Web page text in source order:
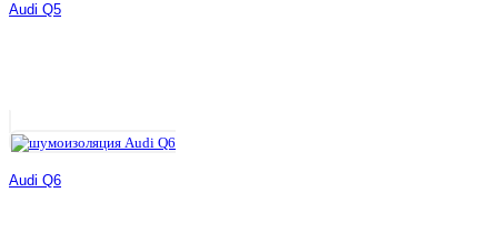
Audi Q5
Audi Q6